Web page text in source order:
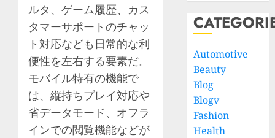
ルタ、ゲーム履歴、カス
タマーサポートのチャッ
ト対応なども日常的な利
便性を左右する要素だ。
モバイル特有の機能で
は、縦持ちプレイ対応や
省データモード、オフラ
インでの閲覧機能などが
Automotive
Beauty
Blog
Blogv
Fashion
Health